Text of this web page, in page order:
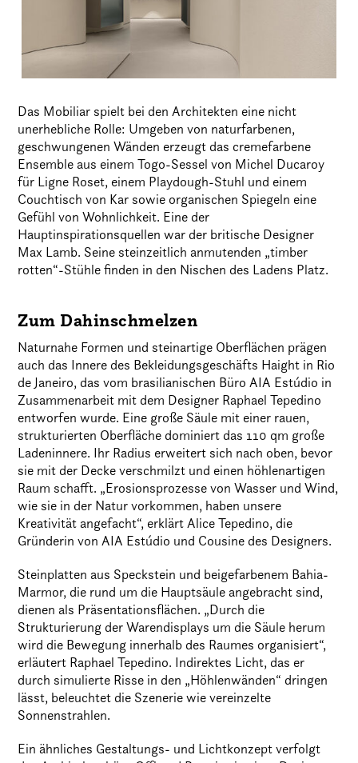
Das Mobiliar spielt bei den Architekten eine nicht
unerhebliche Rolle: Umgeben von naturfarbenen,
geschwungenen Wänden erzeugt das cremefarbene
Ensemble aus einem Togo-Sessel von Michel Ducaroy
für Ligne Roset, einem Playdough-Stuhl und einem
Couchtisch von Kar sowie organischen Spiegeln eine
Gefühl von Wohnlichkeit. Eine der
Hauptinspirationsquellen war der britische Designer
Max Lamb. Seine steinzeitlich anmutenden „timber
rotten“-Stühle finden in den Nischen des Ladens Platz.
Zum Dahinschmelzen
Naturnahe Formen und steinartige Oberflächen prägen
auch das Innere des Bekleidungsgeschäfts Haight in Rio
de Janeiro, das vom brasilianischen Büro AIA Estúdio in
Zusammenarbeit mit dem Designer Raphael Tepedino
entworfen wurde. Eine große Säule mit einer rauen,
strukturierten Oberfläche dominiert das 110 qm große
Ladeninnere. Ihr Radius erweitert sich nach oben, bevor
sie mit der Decke verschmilzt und einen höhlenartigen
Raum schafft. „Erosionsprozesse von Wasser und Wind,
wie sie in der Natur vorkommen, haben unsere
Kreativität angefacht“, erklärt Alice Tepedino, die
Gründerin von AIA Estúdio und Cousine des Designers.
Steinplatten aus Speckstein und beigefarbenem Bahia-
Marmor, die rund um die Hauptsäule angebracht sind,
dienen als Präsentationsflächen. „Durch die
Strukturierung der Warendisplays um die Säule herum
wird die Bewegung innerhalb des Raumes organisiert“,
erläutert Raphael Tepedino. Indirektes Licht, das er
durch simulierte Risse in den „Höhlenwänden“ dringen
lässt, beleuchtet die Szenerie wie vereinzelte
Sonnenstrahlen.
Ein ähnliches Gestaltungs- und Lichtkonzept verfolgt